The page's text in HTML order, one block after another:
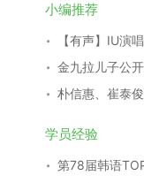
小编推荐
【有声】IU演
金九拉儿子公
学员经验
第78届韩语